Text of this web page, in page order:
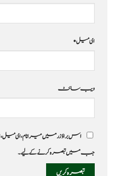
ای میل*
ویب‌ سائٹ
اس براؤزر میں میرا نام، ای میل،
جب میں تبصرہ کرنے کےلیے۔